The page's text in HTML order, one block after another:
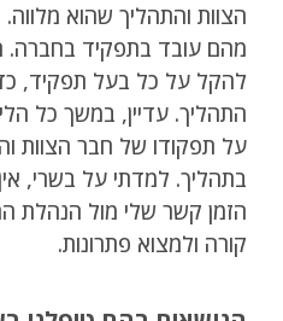
הצוות והתהליך שהוא
מהם עובד בתפקיד בחברה.
להקל על כל בעל תפקיד,
התהליך. עדיין, במשך כל
על תפקודו של חבר הצוות
בתהליך. למדתי על בשרי,
הזמן קשר שלי מול הנהלת
קורה ולמצוא פתרונות.